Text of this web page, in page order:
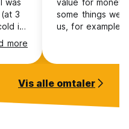
was
3
in
as a
more
value for money
some things
us, for example:
toilet paper left
staff for more,
explained we
Vis alle omtaler